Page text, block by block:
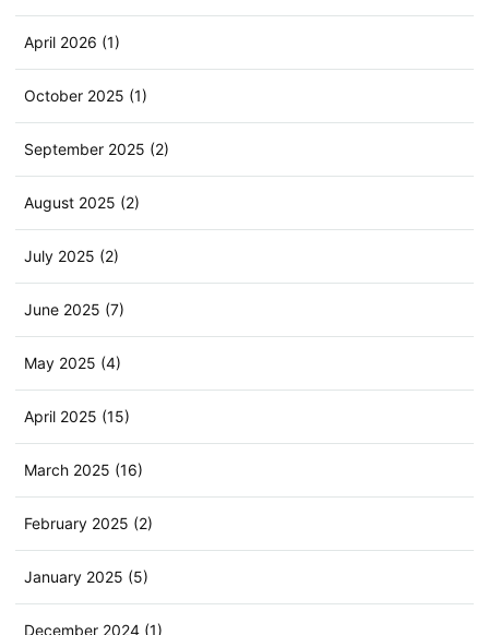
April 2026 (1)
October 2025 (1)
September 2025 (2)
August 2025 (2)
July 2025 (2)
June 2025 (7)
May 2025 (4)
April 2025 (15)
March 2025 (16)
February 2025 (2)
January 2025 (5)
December 2024 (1)